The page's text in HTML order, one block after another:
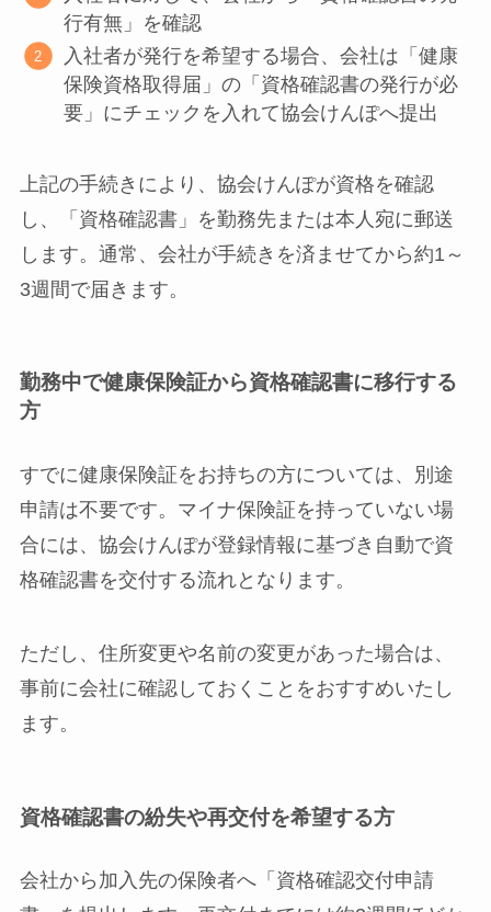
行有無」を確認
入社者が発行を希望する場合、会社は「健康
保険資格取得届」の「資格確認書の発行が必
要」にチェックを入れて協会けんぽへ提出
上記の手続きにより、協会けんぽが資格を確認
し、「資格確認書」を勤務先または本人宛に郵送
します。通常、会社が手続きを済ませてから約1～
3週間で届きます。
勤務中で健康保険証から資格確認書に移行する
方
すでに健康保険証をお持ちの方については、別途
申請は不要です。マイナ保険証を持っていない場
合には、協会けんぽが登録情報に基づき自動で資
格確認書を交付する流れとなります。
ただし、住所変更や名前の変更があった場合は、
事前に会社に確認しておくことをおすすめいたし
ます。
資格確認書の紛失や再交付を希望する方
会社から加入先の保険者へ「資格確認交付申請